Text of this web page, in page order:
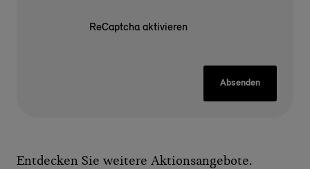
ReCaptcha aktivieren
Absenden
Entdecken Sie weitere Aktionsangebote.